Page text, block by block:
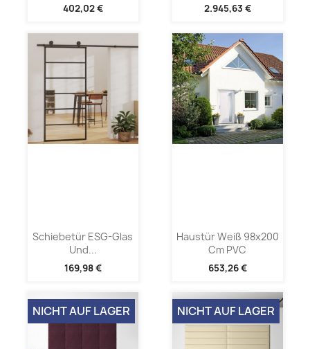
402,02 € 2.945,63 €
Schiebetür ESG-Glas
Und...
169,98 €
Haustür Weiß 98x200
Cm PVC
653,26 €
NICHT AUF LAGER NICHT AUF LAGER